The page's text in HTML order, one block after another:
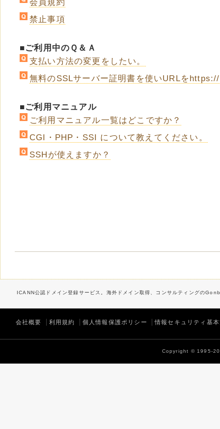
会員規約
禁止事項
■ご利用中のＱ＆Ａ
支払い方法の変更をしたい。
無料のSSLサーバー証明書を使いURLを
■ご利用マニュアル
ご利用マニュアル一覧はどこですか？
CGI・PHP・SSI について教えてください。
SSHが使えますか？
ICANN公認ドメイン登録サービス。海外ドメイン取得、コンサルティングの
会社概要 利用規約 個人情報保護ポリシー 情報セキュリティ基
Copyright © 1995-